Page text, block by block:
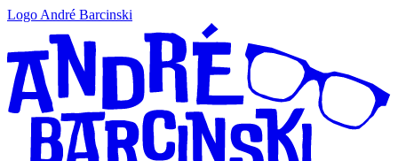
Logo André Barcinski